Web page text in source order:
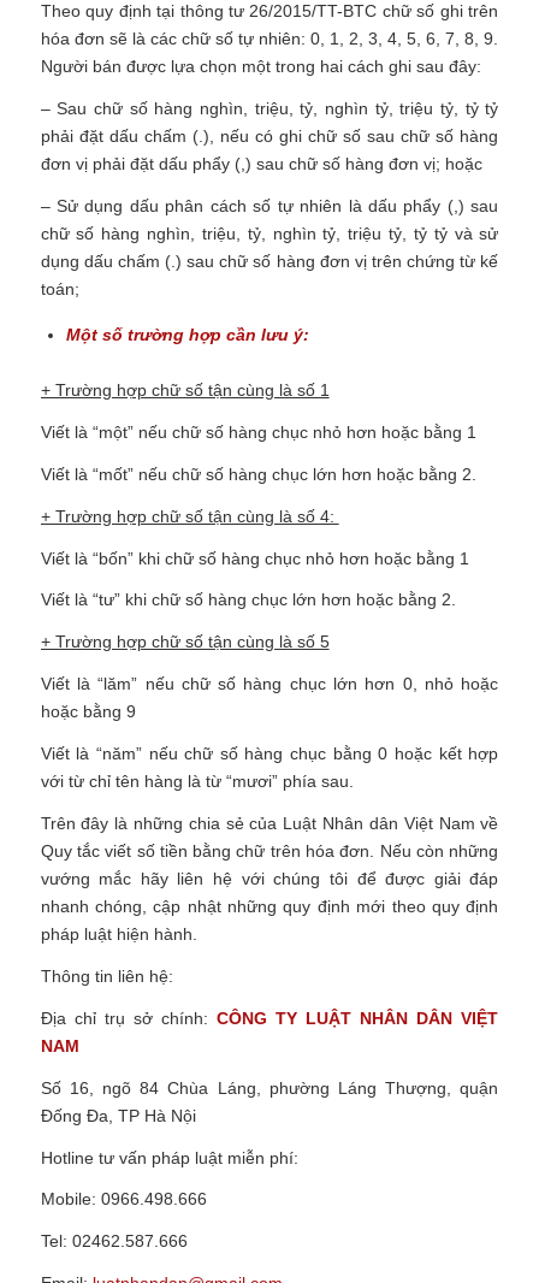
Theo quy định tại thông tư 26/2015/TT-BTC chữ số ghi trên
hóa đơn sẽ là các chữ số tự nhiên: 0, 1, 2, 3, 4, 5, 6, 7, 8, 9.
Người bán được lựa chọn một trong hai cách ghi sau đây:
– Sau chữ số hàng nghìn, triệu, tỷ, nghìn tỷ, triệu tỷ, tỷ tỷ
phải đặt dấu chấm (.), nếu có ghi chữ số sau chữ số hàng
đơn vị phải đặt dấu phẩy (,) sau chữ số hàng đơn vị; hoặc
– Sử dụng dấu phân cách số tự nhiên là dấu phẩy (,) sau
chữ số hàng nghìn, triệu, tỷ, nghìn tỷ, triệu tỷ, tỷ tỷ và sử
dụng dấu chấm (.) sau chữ số hàng đơn vị trên chứng từ kế
toán;
Một số trường hợp cần lưu ý:
+ Trường hợp chữ số tận cùng là số 1
Viết là “một” nếu chữ số hàng chục nhỏ hơn hoặc bằng 1
Viết là “mốt” nếu chữ số hàng chục lớn hơn hoặc bằng 2.
+ Trường hợp chữ số tận cùng là số 4:
Viết là “bốn” khi chữ số hàng chục nhỏ hơn hoặc bằng 1
Viết là “tư” khi chữ số hàng chục lớn hơn hoặc bằng 2.
+ Trường hợp chữ số tận cùng là số 5
Viết là “lăm” nếu chữ số hàng chục lớn hơn 0, nhỏ hoặc
hoặc bằng 9
Viết là “năm” nếu chữ số hàng chục bằng 0 hoặc kết hợp
với từ chỉ tên hàng là từ “mươi” phía sau.
Trên đây là những chia sẻ của Luật Nhân dân Việt Nam về
Quy tắc viết số tiền bằng chữ trên hóa đơn.
Nếu còn những
vướng mắc hãy liên hệ với chúng tôi để được giải đáp
nhanh chóng, cập nhật những quy định mới theo quy định
pháp luật hiện hành.
Thông tin liên hệ:
Địa chỉ trụ sở chính: CÔNG TY LUẬT NHÂN DÂN VIỆT
NAM
Số 16, ngõ 84 Chùa Láng, phường Láng Thượng, quận
Đống Đa, TP Hà Nội
Hotline tư vấn pháp luật miễn phí:
Mobile: 0966.498.666
Tel: 02462.587.666